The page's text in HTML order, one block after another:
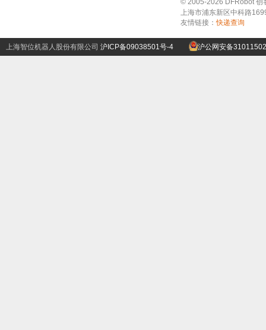
© 2005-2026 DFRobot 创
上海市浦东新区中科路
友情链接：快递查询
上海智位机器人股份有限公司 沪ICP备09038501号-4 沪公网安备